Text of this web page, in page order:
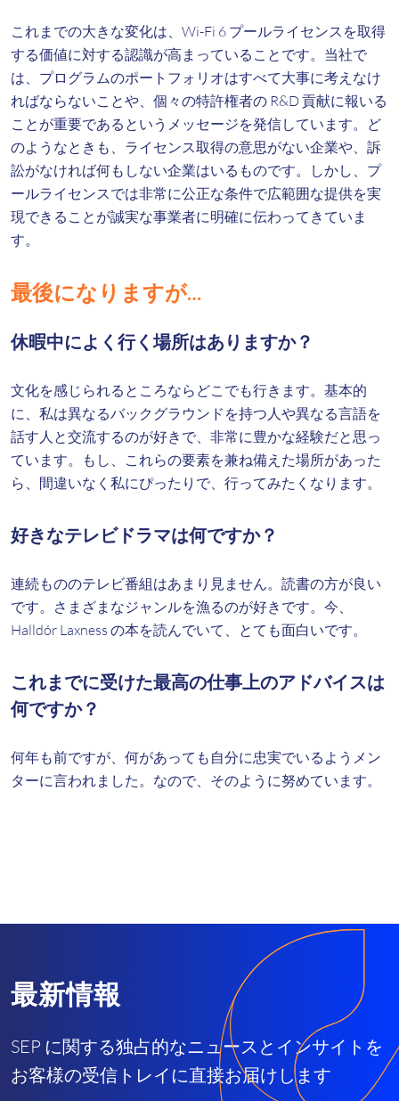
これまでの大きな変化は、Wi-Fi 6 プールライセンスを取得
する価値に対する認識が高まっていることです。当社で
は、プログラムのポートフォリオはすべて大事に考えなけ
ればならないことや、個々の特許権者の R&D 貢献に報いる
ことが重要であるというメッセージを発信しています。ど
のようなときも、ライセンス取得の意思がない企業や、訴
訟がなければ何もしない企業はいるものです。しかし、プ
ールライセンスでは非常に公正な条件で広範囲な提供を実
現できることが誠実な事業者に明確に伝わってきていま
す。
最後になりますが…
休暇中によく行く場所はありますか？
文化を感じられるところならどこでも行きます。基本的
に、私は異なるバックグラウンドを持つ人や異なる言語を
話す人と交流するのが好きで、非常に豊かな経験だと思っ
ています。もし、これらの要素を兼ね備えた場所があった
ら、間違いなく私にぴったりで、行ってみたくなります。
好きなテレビドラマは何ですか？
連続もののテレビ番組はあまり見ません。読書の方が良い
です。さまざまなジャンルを漁るのが好きです。今、
Halldór Laxness の本を読んでいて、とても面白いです。
これまでに受けた最高の仕事上のアドバイスは
何ですか？
何年も前ですが、何があっても自分に忠実でいるようメン
ターに言われました。なので、そのように努めています。
最新情報
SEP に関する独占的なニュースとインサイトを
お客様の受信トレイに直接お届けします